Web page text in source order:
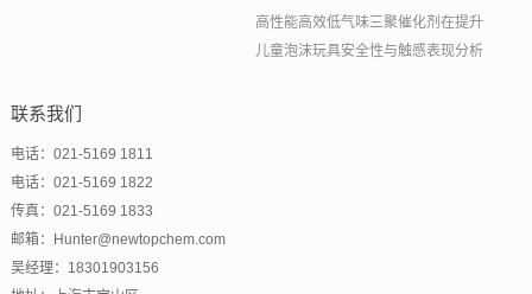
高性能高效低气味三聚催化剂在提升
儿童泡沫玩具安全性与触感表现分析
联系我们
电话：021-5169 1811
电话：021-5169 1822
传真：021-5169 1833
邮箱：Hunter@newtopchem.com
吴经理：18301903156